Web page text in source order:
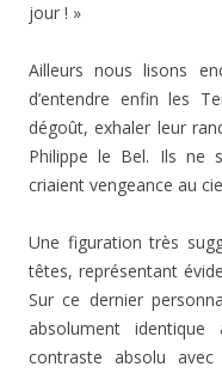
jour ! »
Ailleurs nous lisons
d’entendre enfin les
dégoût, exhaler leur
Philippe le Bel. Ils ne
criaient vengeance au
Une figuration très
têtes, représentant
Sur ce dernier
absolument
contraste absolu